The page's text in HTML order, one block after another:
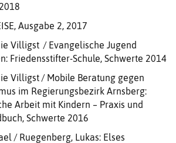
Ausgabe 2, 2017
Villigst / Evangelische Jugend
Friedensstifter-Schule, Schwerte 2014
Villigst / Mobile Beratung gegen
im Regierungsbezirk Arnsberg:
Arbeit mit Kindern – Praxis und
Schwerte 2016
/ Ruegenberg, Lukas: Elses